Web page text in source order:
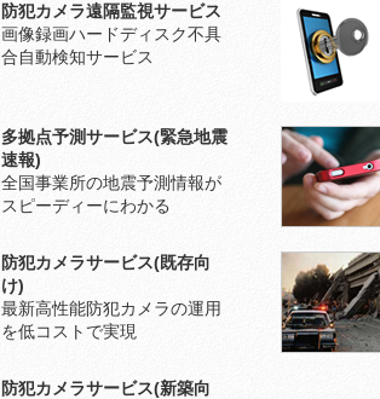
防犯カメラ遠隔監視サービス
画像録画ハードディスク不具
合自動検知サービス
多拠点予測サービス(緊急地震
速報)
全国事業所の地震予測情報が
スピーディーにわかる
防犯カメラサービス(既存向
け)
最新高性能防犯カメラの運用
を低コストで実現
防犯カメラサービス(新築向